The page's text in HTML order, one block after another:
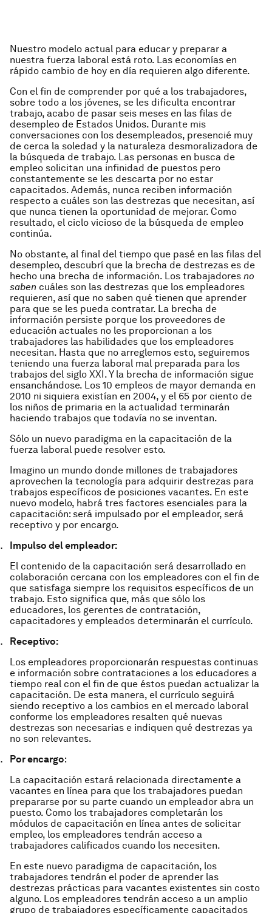
Nuestro modelo actual para educar y preparar a
nuestra fuerza laboral está roto. Las economías en
rápido cambio de hoy en día requieren algo diferente.
Con el fin de comprender por qué a los trabajadores,
sobre todo a los jóvenes, se les dificulta encontrar
trabajo, acabo de pasar seis meses en las filas de
desempleo de Estados Unidos. Durante mis
conversaciones con los desempleados, presencié muy
de cerca la soledad y la naturaleza desmoralizadora de
la búsqueda de trabajo. Las personas en busca de
empleo solicitan una infinidad de puestos pero
constantemente se les descarta por no estar
capacitados. Además, nunca reciben información
respecto a cuáles son las destrezas que necesitan, así
que nunca tienen la oportunidad de mejorar. Como
resultado, el ciclo vicioso de la búsqueda de empleo
continúa.
No obstante, al final del tiempo que pasé en las filas del
desempleo, descubrí que la brecha de destrezas es de
hecho una brecha de información. Los trabajadores no
saben cuáles son las destrezas que los empleadores
requieren, así que no saben qué tienen que aprender
para que se les pueda contratar. La brecha de
información persiste porque los proveedores de
educación actuales no les proporcionan a los
trabajadores las habilidades que los empleadores
necesitan. Hasta que no arreglemos esto, seguiremos
teniendo una fuerza laboral mal preparada para los
trabajos del siglo XXI. Y la brecha de información sigue
ensanchándose. Los 10 empleos de mayor demanda en
2010 ni siquiera existían en 2004, y el 65 por ciento de
los niños de primaria en la actualidad terminarán
haciendo trabajos que todavía no se inventan.
Sólo un nuevo paradigma en la capacitación de la
fuerza laboral puede resolver esto.
Imagino un mundo donde millones de trabajadores
aprovechen la tecnología para adquirir destrezas para
trabajos específicos de posiciones vacantes. En este
nuevo modelo, habrá tres factores esenciales para la
capacitación: será impulsado por el empleador, será
receptivo y por encargo.
Impulso del empleador:
El contenido de la capacitación será desarrollado en
colaboración cercana con los empleadores con el fin de
que satisfaga siempre los requisitos específicos de un
trabajo. Esto significa que, más que sólo los
educadores, los gerentes de contratación,
capacitadores y empleados determinarán el currículo.
Receptivo:
Los empleadores proporcionarán respuestas continuas
e información sobre contrataciones a los educadores a
tiempo real con el fin de que éstos puedan actualizar la
capacitación. De esta manera, el currículo seguirá
siendo receptivo a los cambios en el mercado laboral
conforme los empleadores resalten qué nuevas
destrezas son necesarias e indiquen qué destrezas ya
no son relevantes.
Por encargo:
La capacitación estará relacionada directamente a
vacantes en línea para que los trabajadores puedan
prepararse por su parte cuando un empleador abra un
puesto. Como los trabajadores completarán los
módulos de capacitación en línea antes de solicitar
empleo, los empleadores tendrán acceso a
trabajadores calificados cuando los necesiten.
En este nuevo paradigma de capacitación, los
trabajadores tendrán el poder de aprender las
destrezas prácticas para vacantes existentes sin costo
alguno. Los empleadores tendrán acceso a un amplio
grupo de trabajadores específicamente capacitados